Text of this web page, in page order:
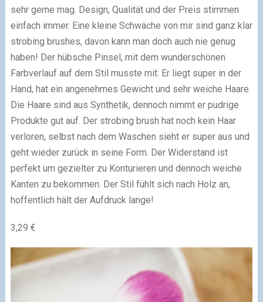
sehr gerne mag. Design, Qualität und der Preis stimmen
einfach immer. Eine kleine Schwäche von mir sind ganz klar
strobing brushes, davon kann man doch auch nie genug
haben! Der hübsche Pinsel, mit dem wunderschönen
Farbverlauf auf dem Stil musste mit. Er liegt super in der
Hand, hat ein angenehmes Gewicht und sehr weiche Haare.
Die Haare sind aus Synthetik, dennoch nimmt er pudrige
Produkte gut auf. Der strobing brush hat noch kein Haar
verloren, selbst nach dem Waschen sieht er super aus und
geht wieder zurück in seine Form. Der Widerstand ist
perfekt um gezielter zu Konturieren und dennoch weiche
Kanten zu bekommen. Der Stil fühlt sich nach Holz an,
hoffentlich hält der Aufdruck lange!
3,29 €